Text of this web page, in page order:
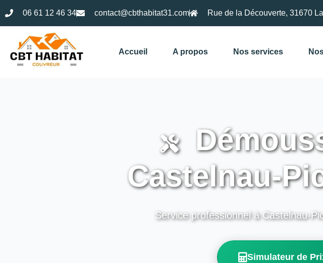
06 61 12 46 34 contact@cbthabitat31.com Rue de la Découverte, 31670
Accueil A propos Nos services
Castelnau-
Service professionnel à Castelnau-
Simulateur de